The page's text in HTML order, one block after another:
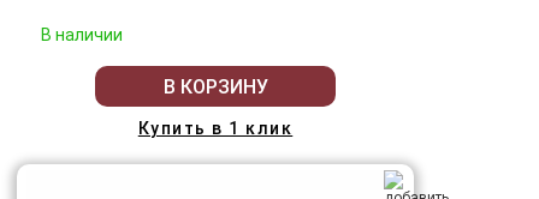
В наличии
В КОРЗИНУ
Купить в 1 клик